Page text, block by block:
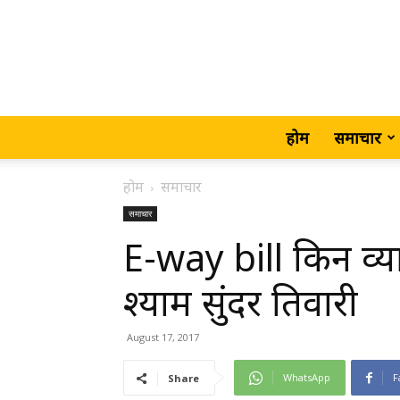
होम समाचार
होम समाचार
समाचार
E-way bill किन
श्याम सुंदर तिवारी
August 17, 2017
Share WhatsApp